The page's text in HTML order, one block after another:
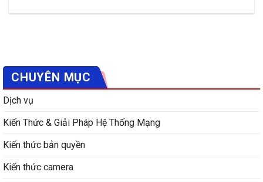
CHUYÊN MỤC
Dịch vụ
Kiến Thức & Giải Pháp Hệ Thống Mạng
Kiến thức bản quyền
Kiến thức camera